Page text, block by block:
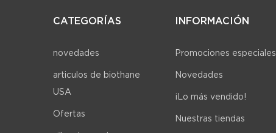
CATEGORÍAS
novedades
articulos de biothane
USA
Ofertas
INFORMACIÓN
Promociones especiales
Novedades
¡Lo más vendido!
Nuestras tiendas